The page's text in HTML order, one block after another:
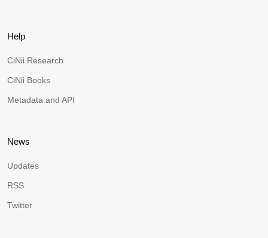
Help
CiNii Research
CiNii Books
Metadata and API
News
Updates
RSS
Twitter